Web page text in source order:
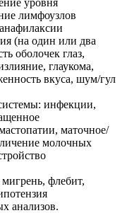
лимфоузлов
(на один или два
оболочек глаз,
глаукома,
вкуса, шум/гул
инфекции,
маточное/
молочных
флебит,
анализов.